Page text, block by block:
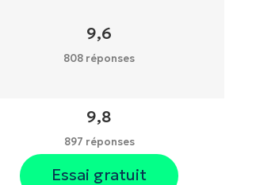
9,6
808 réponses
9,8
897 réponses
Essai gratuit